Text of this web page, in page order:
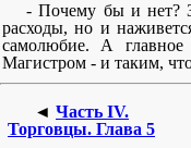
- Почему бы и нет?
расходы, но и
самолюбие. А
Магистром - и таким,
◄ Часть IV.
Торговцы. Глава 5